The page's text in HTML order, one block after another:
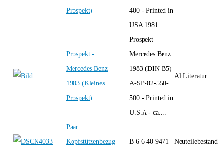
Prospekt)
400 - Printed in
USA 1981...
Prospekt -
Mercedes Benz
1983 (Kleines
Prospekt)
Prospekt
Mercedes Benz
1983 (DIN B5)
A-SP-82-550-
500 - Printed in
U.S.A - ca....
AltLiteratur
Paar
Kopfstützenbezug
B 6 6 40 9471 Neuteilebestand